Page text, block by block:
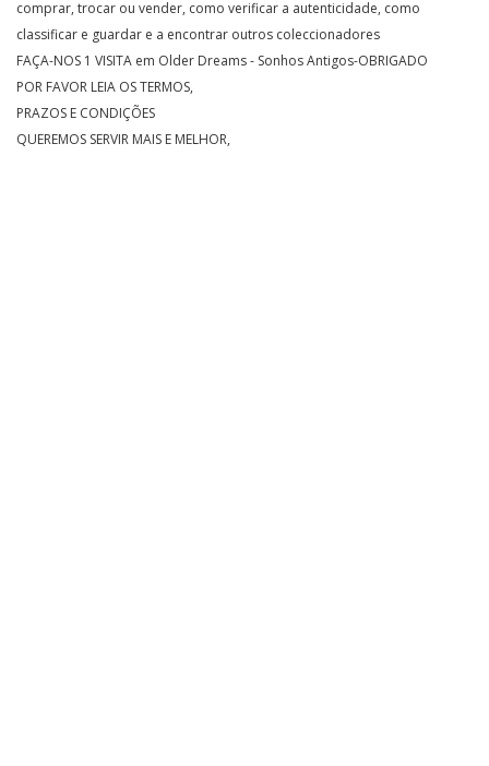
comprar, trocar ou vender, como verificar a autenticidade, como
classificar e guardar e a encontrar outros coleccionadores
FAÇA-NOS 1 VISITA em Older Dreams - Sonhos Antigos-OBRIGADO
POR FAVOR LEIA OS TERMOS,
PRAZOS E CONDIÇÕES
QUEREMOS SERVIR MAIS E MELHOR,